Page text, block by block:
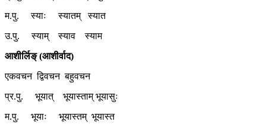
म.पु. स्याः स्यातम् स्यात
उ.पु. स्याम् स्याव स्याम
आशीर्लिङ् (आशीर्वाद)
एकवचन द्विवचन बहुवचन
प्र.पु. भूयात् भूयास्ताम् भूयासुः
म.पु. भूयाः भूयास्तम् भूयास्त